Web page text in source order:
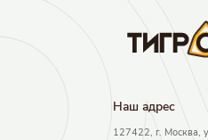
Наш адрec
127422, г. Москва,